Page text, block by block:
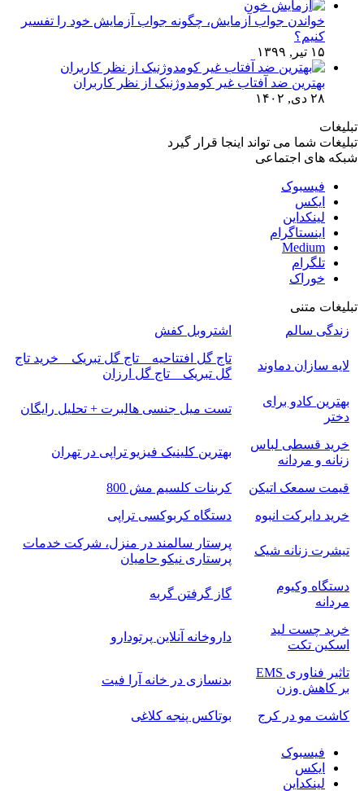
خواندن جواب آزمایش، چگونه جواب آزمایش خود را تفسیر
کنیم؟
۱۵ تیر, ۱۳۹۹
بهترین ضد آفتاب غیر کومدوژنیک از نظر کاربران
۲۸ دی, ۱۴۰۲
تبلیغات
تبلیغات شما می تواند اینجا قرار گیرد
شبکه های اجتماعی
فیسبوک
ایکس
لینکداین
اینستاگرام
Medium
تلگرام
خوراک
تبلیغات متنی
زندگی سالم
اشتروبل کفش
لایه سازان دماوند
تاج گل افتتاحیه _ تاج گل تبریک _ خرید تاج
گل تبریک _ تاج گل ارزان
بهترین کادو برای
دختر
تست میل جنسی هالبرت + تحلیل رایگان
خرید قسطی لباس
زنانه و مردانه
بهترین کلینیک فیزیو تراپی در تهران
قیمت سمعک اتیکن
کربنات کلسیم مش 800
خرید دایرکت انبوه
دستگاه کربوکسی تراپی
تیشرت زنانه شیک
پرستار سالمند در منزل، شرکت خدمات
پرستاری نیکو حامیان
دستگاه وکیوم
مردانه
گاز گرفتن گربه
خرید چست لید
اسکین تکت
داروخانه آنلاین پرتودارو
تاثیر فناوری EMS
بر کاهش وزن
بدنسازی در خانه آرا فیت
کاشت مو در کرج بوتاکس پنجه کلاغی
فیسبوک
ایکس
لینکداین